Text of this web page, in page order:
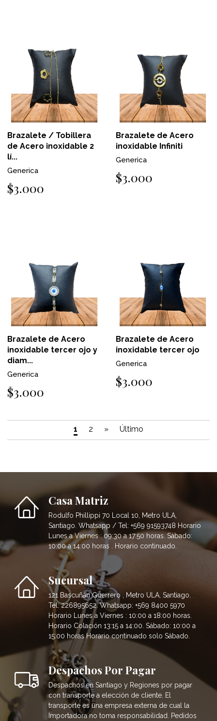
Brazalete / Tobillera
de Acero inoxidable 2
lí...
Generica
$3.000
Brazalete de Acero
inoxidable Infiniti
Generica
$3.000
Brazalete de Acero
inoxidable tercer ojo y
diam...
Generica
$3.000
Brazalete de Acero
inoxidable tercer ojo
Generica
$3.000
1 2 » Último
Casa Matriz
Rodulfo Phillippi 70 Local 10, Metro ULA,
Santiago. Whatsapp / Tel: +569 91593748 Horario
Lunes a Viernes : 09:30 a 17:50 horas. Sábado:
10:00 a 14:00 horas . Horario continuado.
Sucursal
121 Bascuñán Guerrero , Metro ULA, Santiago.
Tel: 226895652. Whatsapp: +569 8400 5970
Horario Lunes a Viernes : 10:00 a 18:00 horas.
Horario Colación 13:15 a 14:00. Sábado: 10:00 a
15:00 horas Horario continuado solo Sábado.
Despachos Por Pagar
Despachos en Santiago y Regiones por pagar
con transporte a elección de cliente. El
transporte es una empresa externa de cual la
Importadora no toma responsabilidad. Pedidos